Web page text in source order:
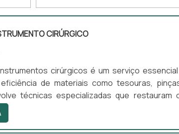
CIRÚRGICO
cirúrgicos é um serviço
de materiais como tesouras,
técnicas especializadas que restauram
desempenho seguro e eficaz. Entre os
da vida útil dos instrumentos, a